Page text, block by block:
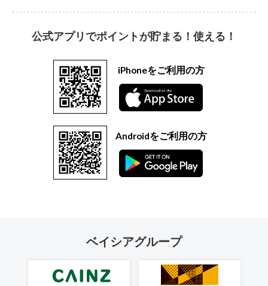
公式アプリでポイントが貯まる！使える！
iPhoneをご利用の方
Androidをご利用の方
ベイシアグループ